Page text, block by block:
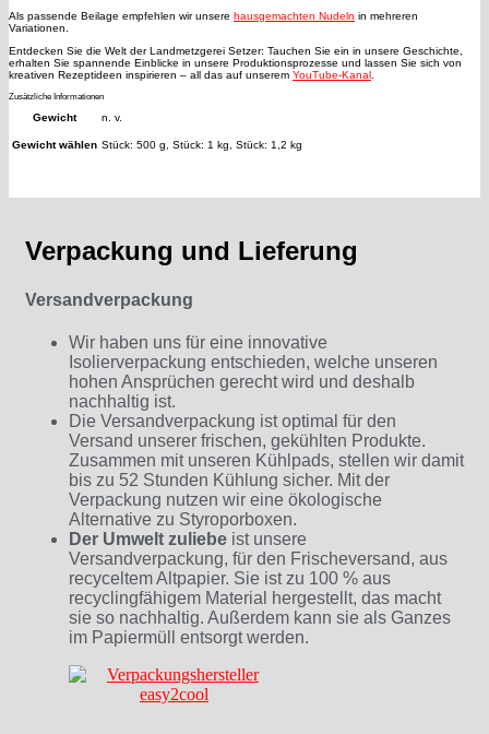
Als passende Beilage empfehlen wir unsere hausgemachten Nudeln in mehreren
Variationen.
Entdecken Sie die Welt der Landmetzgerei Setzer: Tauchen Sie ein in unsere Geschichte,
erhalten Sie spannende Einblicke in unsere Produktionsprozesse und lassen Sie sich von
kreativen Rezeptideen inspirieren – all das auf unserem YouTube-Kanal
Zusätzliche Informationen
Gewicht n. v.
Gewicht wählen Stück: 500 g, Stück: 1 kg, Stück: 1,2 kg
Verpackung und Lieferung
Versandverpackung
Wir haben uns für eine innovative
Isolierverpackung entschieden, welche unseren
hohen Ansprüchen gerecht wird und deshalb
nachhaltig ist.
Die Versandverpackung ist optimal für den
Versand unserer frischen, gekühlten Produkte.
Zusammen mit unseren Kühlpads, stellen wir damit
bis zu 52 Stunden Kühlung sicher. Mit der
Verpackung nutzen wir eine ökologische
Alternative zu Styroporboxen.
Der Umwelt zuliebe ist unsere
Versandverpackung, für den Frischeversand, aus
recyceltem Altpapier. Sie ist zu 100 % aus
recyclingfähigem Material hergestellt, das macht
sie so nachhaltig. Außerdem kann sie als Ganzes
im Papiermüll entsorgt werden.